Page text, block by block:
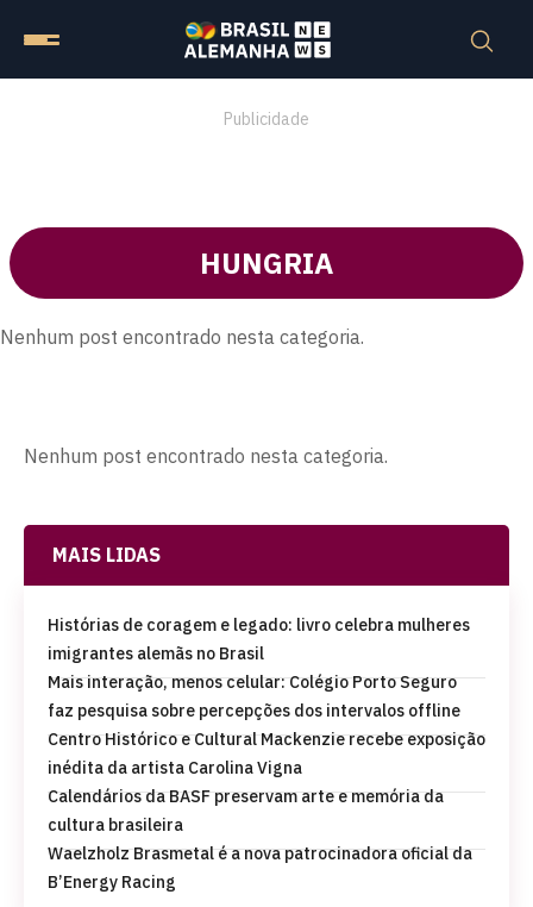
Publicidade
HUNGRIA
Nenhum post encontrado nesta categoria.
Nenhum post encontrado nesta categoria.
MAIS LIDAS
Histórias de coragem e legado: livro celebra mulheres
imigrantes alemãs no Brasil
Mais interação, menos celular: Colégio Porto Seguro
faz pesquisa sobre percepções dos intervalos offline
Centro Histórico e Cultural Mackenzie recebe exposição
inédita da artista Carolina Vigna
Calendários da BASF preservam arte e memória da
cultura brasileira
Waelzholz Brasmetal é a nova patrocinadora oficial da
B’Energy Racing